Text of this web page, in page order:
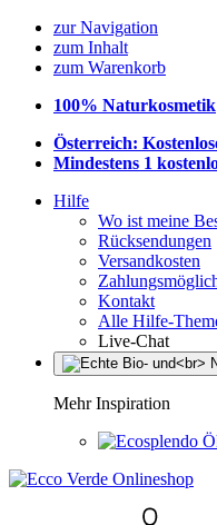
zur Navigation
zum Inhalt
zum Warenkorb
100% Naturkosmetik
Österreich:
Mindestens 1
Hilfe
Wo ist meine
Rücksendungen
Versandkosten
Kontakt
Alle Hilfe-
Live-Chat
Mehr Inspiration